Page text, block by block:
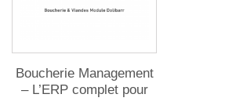
Boucherie Management
– L’ERP complet pour